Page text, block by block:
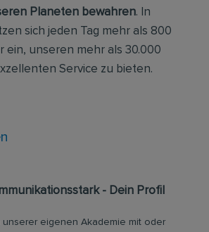
Planeten bewahren. In
sich jeden Tag mehr als 800
ein, unseren mehr als 30.000
Service zu bieten.
- Dein Profil
unserer eigenen Akademie mit oder